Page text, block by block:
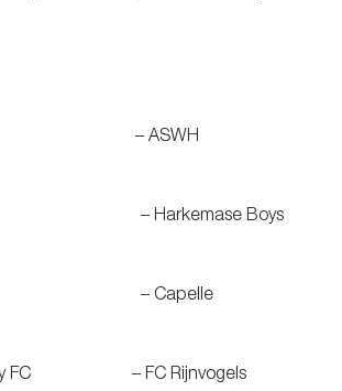
Ermelo – ASWH
– Harkemase Boys
– Capelle
City FC – FC Rijnvogels